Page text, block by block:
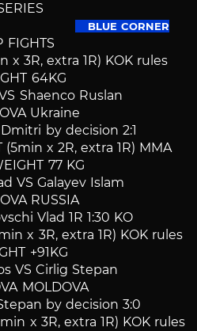
BLUE CORNER
FIGHTS
x 3R, extra 1R) KOK rules
64KG
Shaenco Ruslan
Ukraine
by decision 2:1
(5min x 2R, extra 1R) MMA
77 KG
VS Galayev Islam
RUSSIA
Vlad 1R 1:30 KO
x 3R, extra 1R) KOK rules
+91KG
VS Cirlig Stepan
MOLDOVA
by decision 3:0
x 3R, extra 1R) KOK rules